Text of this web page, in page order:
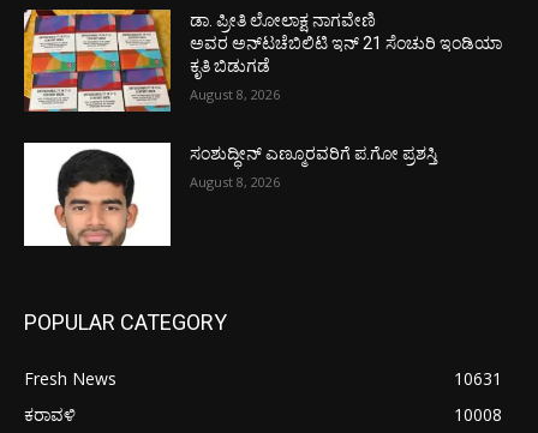
ಡಾ. ಪ್ರೀತಿ ಲೋಲಾಕ್ಷ ನಾಗವೇಣಿ
ಅವರ ಅನ್‌ಟಚೆಬಿಲಿಟಿ ಇನ್ 21 ಸೆಂಚುರಿ ಇಂಡಿಯಾ
ಕೃತಿ ಬಿಡುಗಡೆ
August 8, 2026
ಸಂಶುದ್ಧೀನ್ ಎಣ್ಮೂರವರಿಗೆ ಪ.ಗೋ ಪ್ರಶಸ್ತಿ
August 8, 2026
POPULAR CATEGORY
Fresh News
10631
ಕರಾವಳಿ
10008